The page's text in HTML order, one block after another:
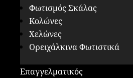
Φωτισμός Σκάλας
Κολώνες
Χελώνες
Ορειχάλκινα Φωτιστικά
Επαγγελματικός